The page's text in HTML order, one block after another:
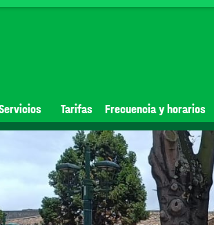
Tarifas Frecuencia y horarios